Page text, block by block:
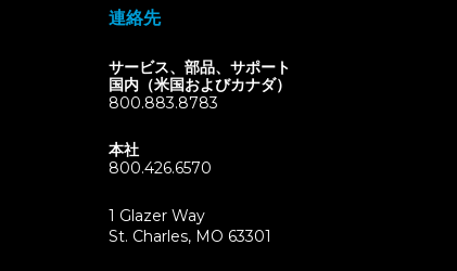
連絡先
サービス、部品、サポート
国内（米国およびカナダ）
800.883.8783
本社
800.426.6570
1 Glazer Way
St. Charles, MO 63301